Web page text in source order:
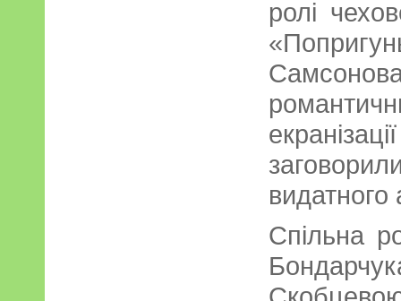
ролі
видатного
Спільна